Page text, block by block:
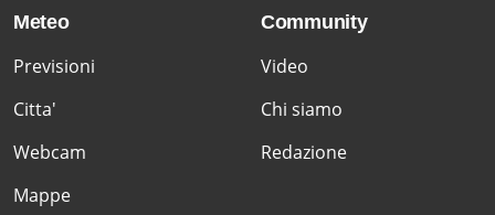
Meteo
Previsioni
Citta'
Webcam
Mappe
Community
Video
Chi siamo
Redazione